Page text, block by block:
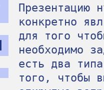
Презентацию
конкретно
для того
необходимо
есть два
того, чтобы